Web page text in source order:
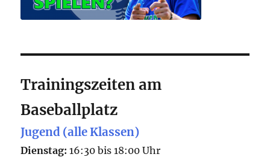
Trainingszeiten am
Baseballplatz
Jugend (alle Klassen)
Dienstag: 16:30 bis 18:00 Uhr